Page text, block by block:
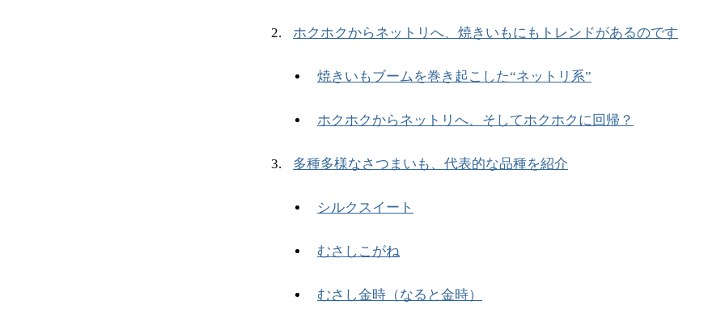
ホクホクからネットリへ、焼きいもにもトレンドがあるのです
焼きいもブームを巻き起こした“ネットリ系”
ホクホクからネットリへ、そしてホクホクに回帰？
多種多様なさつまいも、代表的な品種を紹介
シルクスイート
むさしこがね
むさし金時（なると金時）